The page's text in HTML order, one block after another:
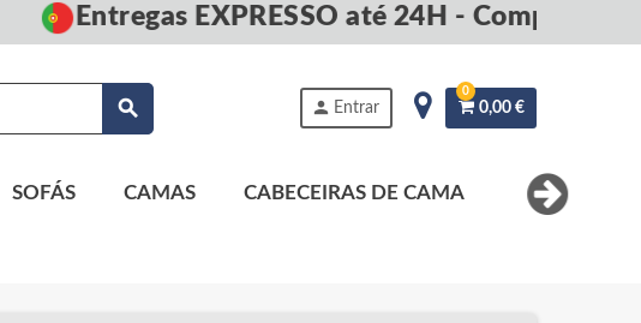
Entregas EXPRESSO até 24H - Compre agora
search person Entrar
0
0,00 €
SOFÁS CAMAS CABECEIRAS DE CAMA MESAS DE